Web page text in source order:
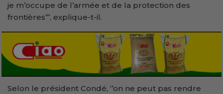
je m’occupe de l’armée et de la protection des
frontières’’’, explique-t-il.
Selon le président Condé, ‘’on ne peut pas rendre